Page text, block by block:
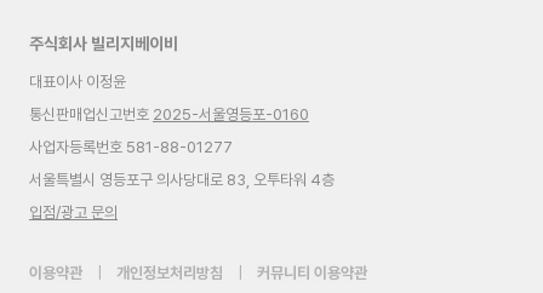
주식회사 빌리지베이비
대표이사 이정윤
통신판매업신고번호 2025-서울영등포-0160
사업자등록번호 581-88-01277
서울특별시 영등포구 의사당대로 83, 오투타워 4층
입점/광고 문의
이용약관 개인정보처리방침 커뮤니티 이용약관